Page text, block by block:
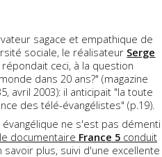
sagace et empathique de
sociale, le réalisateur Serge
répondait ceci, à la question
dans 20 ans?" (magazine
avril 2003): il anticipait "la toute
des télé-évangélistes" (p.19).
ne s'est pas démenti
documentaire France 5 conduit
savoir plus, suivi d'une excellente